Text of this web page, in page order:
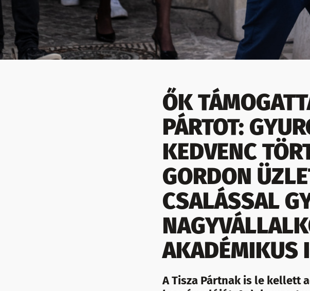
ŐK
PÁRTOT:
KEDVENC
GORDON
CSALÁSSAL
AKADÉMIKUS
A Tisza Pártnak is le kellett